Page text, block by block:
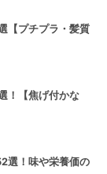
【プチプラ・髪質
！【焦げ付かな
選！味や栄養価の